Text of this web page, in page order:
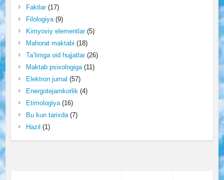
Faktlar(17)
Filologiya(9)
Kimyoviy elementlar(5)
Mahorat maktabi (18)
Ta’limga oid hujjatlar(26)
Maktab psixologiga(11)
Elektron jurnal (57)
Energotejamkorlik(4)
Etimologiya(16)
Bu kun tarixda(7)
Hazil (1)